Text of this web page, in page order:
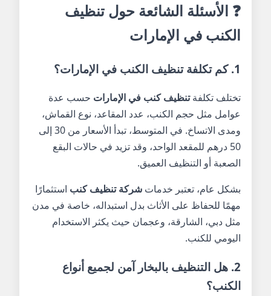
❓ الأسئلة الشائعة حول تنظيف
الكنب في الإمارات
1. كم تكلفة تنظيف الكنب في الإمارات؟
تختلف تكلفةتنظيف كنب في الإمارات حسب عدة
عوامل مثل حجم الكنب، عدد المقاعد، نوع القماش،
ومدى الاتساخ. في المتوسط، تبدأ الأسعار من 30 إلى
50 درهم للمقعد الواحد، وقد تزيد في حالات البقع
الصعبة أو التنظيف العميق.
بشكل عام، تعتبر خدمات شركة تنظيف كنب استثمارًا
مهمًا للحفاظ على الأثاث بدل استبداله، خاصة في مدن
مثل دبي، الشارقة، وعجمان حيث يكثر الاستخدام
اليومي للكنب.
2. هل التنظيف بالبخار آمن لجميع أنواع
الكنب؟